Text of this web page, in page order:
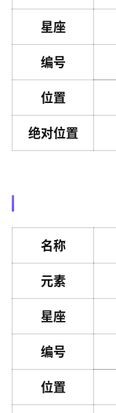
星座
编号
位置
绝对位置
名称
元素
星座
编号
位置